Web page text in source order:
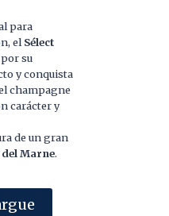
para
el Sélect
su
y conquista
champagne
carácter y
de un gran
del Marne.